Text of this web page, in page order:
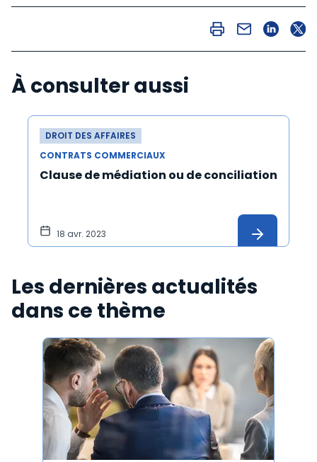
À consulter aussi
DROIT DES AFFAIRES
CONTRATS COMMERCIAUX
Clause de médiation ou de conciliation
18 avr. 2023
Les dernières actualités
dans ce thème